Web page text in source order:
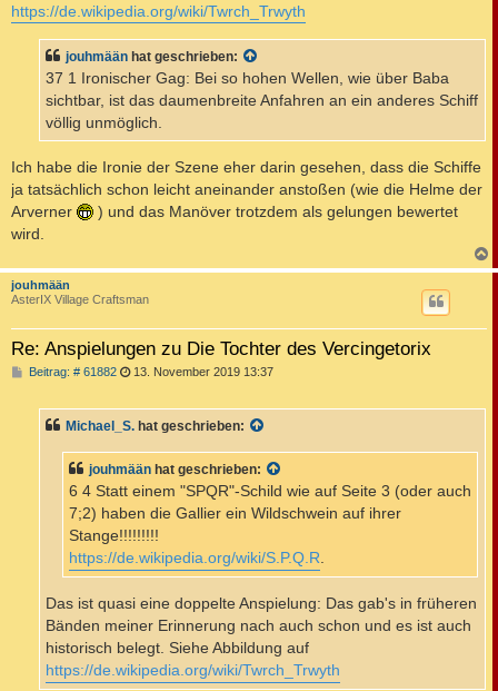
https://de.wikipedia.org/wiki/Twrch_Trwyth
jouhmään hat geschrieben:
37 1 Ironischer Gag: Bei so hohen Wellen, wie über Baba
sichtbar, ist das daumenbreite Anfahren an ein anderes Schiff
völlig unmöglich.
Ich habe die Ironie der Szene eher darin gesehen, dass die Schiffe
ja tatsächlich schon leicht aneinander anstoßen (wie die Helme der
Arverner
) und das Manöver trotzdem als gelungen bewertet
wird.
a
jouhmään
AsterIX Village Craftsman
Re: Anspielungen zu Die Tochter des Vercingetorix
Beitrag: # 61882B
r
13. November 2019 13:37
Michael_S. hat geschrieben:
jouhmään hat geschrieben:
6 4 Statt einem "SPQR"-Schild wie auf Seite 3 (oder auch
7;2) haben die Gallier ein Wildschwein auf ihrer
Stange!!!!!!!!!
https://de.wikipedia.org/wiki/S.P.Q.R.
Das ist quasi eine doppelte Anspielung: Das gab's in früheren
Bänden meiner Erinnerung nach auch schon und es ist auch
historisch belegt. Siehe Abbildung auf
https://de.wikipedia.org/wiki/Twrch_Trwyth